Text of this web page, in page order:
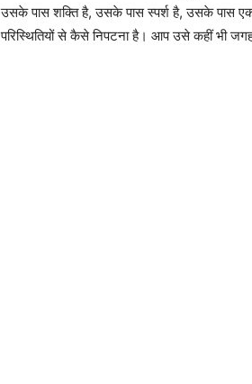
उसके पास शक्ति है, उसके पास स्पर्श है, उसके पास
परिस्थितियों से कैसे निपटना है। आप उसे कहीं भी